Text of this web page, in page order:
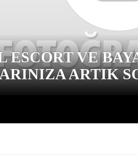
ESCORT VE
ARTIK